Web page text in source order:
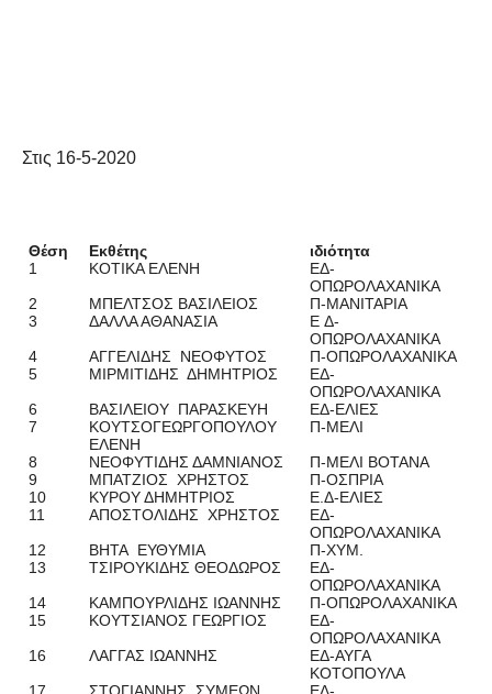
Στις 16-5-2020
Θέση Εκθέτης
ιδιότητα
1
ΚΟΤΙΚΑ ΕΛΕΝΗ
ΕΔ-
ΟΠΩΡΟΛΑΧΑΝΙΚΑ
2
ΜΠΕΛΤΣΟΣ ΒΑΣΙΛΕΙΟΣ
Π-ΜΑΝΙΤΑΡΙΑ
3
ΔΑΛΛΑ ΑΘΑΝΑΣΙΑ
Ε Δ-
ΟΠΩΡΟΛΑΧΑΝΙΚΑ
4
ΑΓΓΕΛΙΔΗΣ ΝΕΟΦΥΤΟΣ
Π-ΟΠΩΡΟΛΑΧΑΝΙΚΑ
5
ΜΙΡΜΙΤΙΔΗΣ ΔΗΜΗΤΡΙΟΣ
ΕΔ-
ΟΠΩΡΟΛΑΧΑΝΙΚΑ
6
ΒΑΣΙΛΕΙΟΥ ΠΑΡΑΣΚΕΥΗ
ΕΔ-ΕΛΙΕΣ
7
ΚΟΥΤΣΟΓΕΩΡΓΟΠΟΥΛΟΥ
ΕΛΕΝΗ
Π-ΜΕΛΙ
8
ΝΕΟΦΥΤΙΔΗΣ ΔΑΜΝΙΑΝΟΣ
Π-ΜΕΛΙ ΒΟΤΑΝΑ
9
ΜΠΑΤΖΙΟΣ ΧΡΗΣΤΟΣ
Π-ΟΣΠΡΙΑ
10
ΚΥΡΟΥ ΔΗΜΗΤΡΙΟΣ
Ε.Δ-ΕΛΙΕΣ
11
ΑΠΟΣΤΟΛΙΔΗΣ ΧΡΗΣΤΟΣ
ΕΔ-
ΟΠΩΡΟΛΑΧΑΝΙΚΑ
12
ΒΗΤΑ ΕΥΘΥΜΙΑ
Π-ΧΥΜ.
13
ΤΣΙΡΟΥΚΙΔΗΣ ΘΕΟΔΩΡΟΣ
ΕΔ-
ΟΠΩΡΟΛΑΧΑΝΙΚΑ
14
ΚΑΜΠΟΥΡΛΙΔΗΣ ΙΩΑΝΝΗΣ
Π-ΟΠΩΡΟΛΑΧΑΝΙΚΑ
15
ΚΟΥΤΣΙΑΝΟΣ ΓΕΩΡΓΙΟΣ
ΕΔ-
ΟΠΩΡΟΛΑΧΑΝΙΚΑ
16
ΛΑΓΓΑΣ ΙΩΑΝΝΗΣ
ΕΔ-ΑΥΓΑ
ΚΟΤΟΠΟΥΛΑ